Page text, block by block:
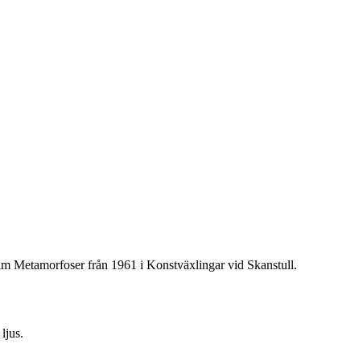
Metamorfoser från 1961 i Konstväxlingar vid Skanstull.